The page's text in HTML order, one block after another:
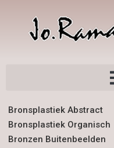
Bronsplastiek Abstract
Bronsplastiek Organisch
Bronzen Buitenbeelden